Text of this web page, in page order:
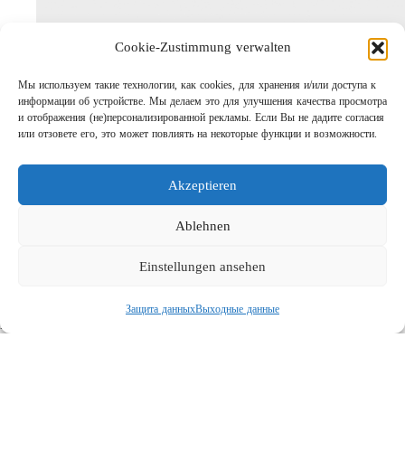
Cookie-Zustimmung verwalten
Мы используем такие технологии, как cookies, для хранения и/или доступа к
информации об устройстве. Мы делаем это для улучшения качества просмотра
и отображения (не)персонализированной рекламы. Если Вы не дадите согласия
или отзовете его, это может повлиять на некоторые функции и возможности.
Akzeptieren
Ablehnen
Einstellungen ansehen
Защита данныхВыходные данные
Выходные данные
Поиск